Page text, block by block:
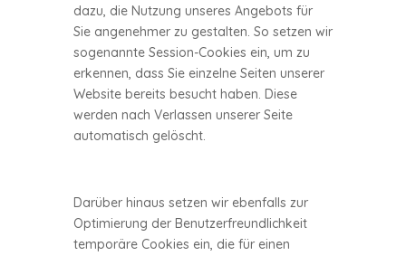
dazu, die Nutzung unseres Angebots für
Sie angenehmer zu gestalten. So setzen wir
sogenannte Session-Cookies ein, um zu
erkennen, dass Sie einzelne Seiten unserer
Website bereits besucht haben. Diese
werden nach Verlassen unserer Seite
automatisch gelöscht.
Darüber hinaus setzen wir ebenfalls zur
Optimierung der Benutzerfreundlichkeit
temporäre Cookies ein, die für einen